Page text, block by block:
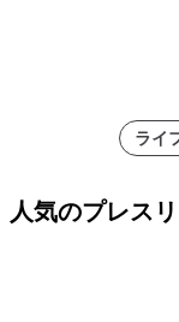
ライ
人気のプレス